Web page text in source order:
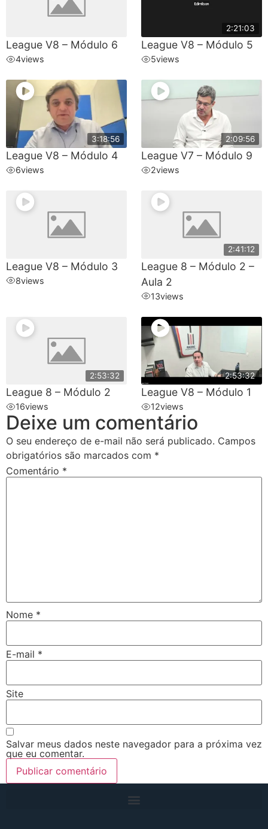
League V8 – Módulo 6
4views
2:21:03
League V8 – Módulo 5
5views
3:18:56
League V8 – Módulo 4
6views
2:09:56
League V7 – Módulo 9
2views
League V8 – Módulo 3
8views
2:41:12
League 8 – Módulo 2 –
Aula 2
13views
2:53:32
League 8 – Módulo 2
16views
2:53:32
League V8 – Módulo 1
12views
Deixe um comentário
O seu endereço de e-mail não será publicado. Campos
obrigatórios são marcados com *
Comentário *
Nome *
E-mail *
Site
Salvar meus dados neste navegador para a próxima vez
que eu comentar.